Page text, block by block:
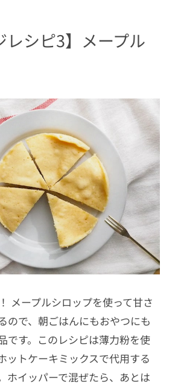
レシピ3】メープル
メープルシロップを使って甘さ
ので、朝ごはんにもおやつにも
です。このレシピは薄力粉を使
ットケーキミックスで代用する
ホイッパーで混ぜたら、あとは